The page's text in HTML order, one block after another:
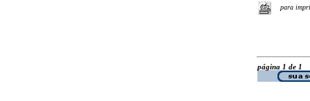
para
página 1 de 1